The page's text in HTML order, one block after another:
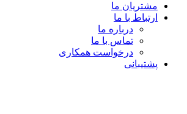
مشتریان ما
ارتباط با ما
درباره ما
تماس با ما
درخواست همکاری
پشتیبانی